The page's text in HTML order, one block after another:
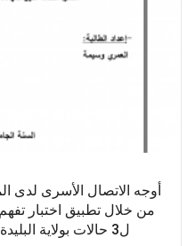
أوجه الاتصال الأسرى لدى
ل3 حالات بولاية البليدة (مركز مكافحة الإدمان)